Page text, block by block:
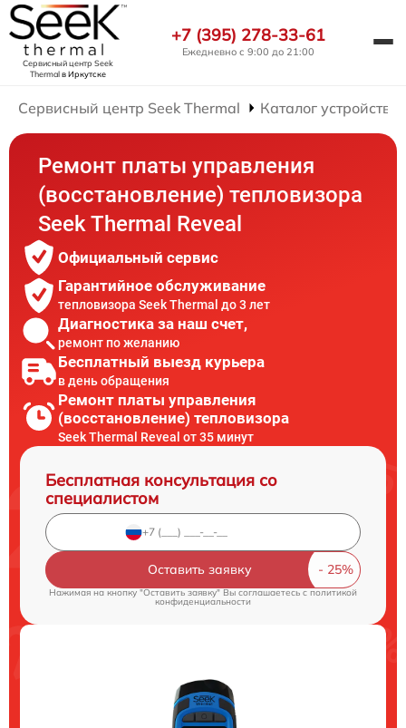
Сервисный центр Seek
Thermalв Иркутске
+7 (395) 278-33-61
Ежедневно с 9:00 до 21:00
Сервисный центр Seek Thermal Каталог устройств
Ремонт платы управления
(восстановление) тепловизора
Seek Thermal Reveal
Официальный сервис
Гарантийное обслуживание
тепловизора Seek Thermal до 3 лет
Диагностика за наш счет,
ремонт по желанию
Бесплатный выезд курьера
в день обращения
Ремонт платы управления
(восстановление) тепловизора
Seek Thermal Reveal от 35 минут
Бесплатная консультация со
специалистом
Оставить заявку
Нажимая на кнопку "Оставить заявку" Вы соглашаетесь cполитикой
конфиденциальности